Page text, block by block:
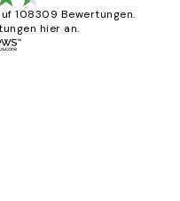
108309 Bewertungen.
hier an.